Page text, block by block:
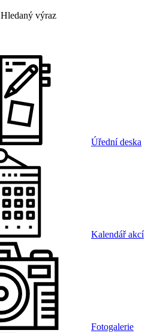
Hledaný výraz
Úřední deska
Kalendář akcí
Fotogalerie